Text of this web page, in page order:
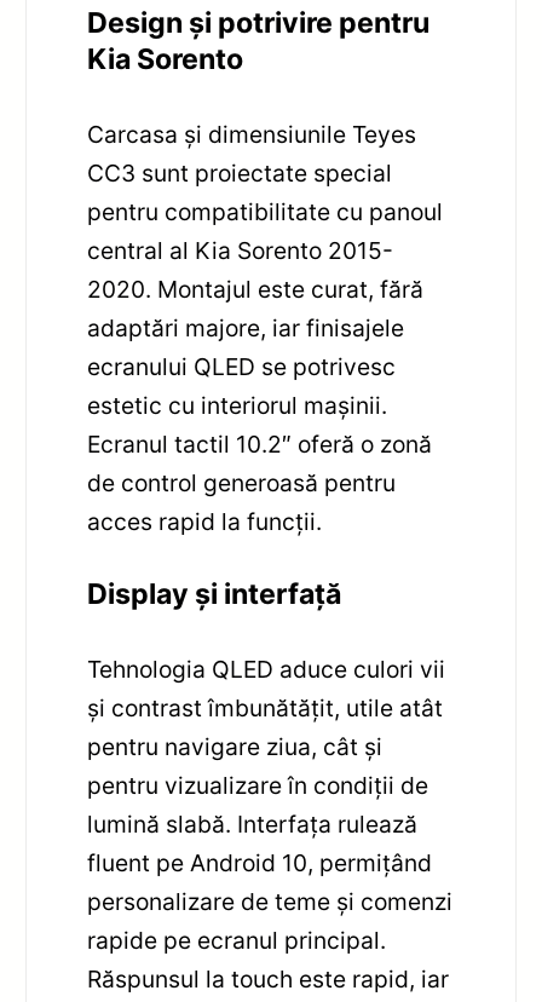
Design și potrivire pentru
Kia Sorento
Carcasa și dimensiunile Teyes
CC3 sunt proiectate special
pentru compatibilitate cu panoul
central al Kia Sorento 2015-
2020. Montajul este curat, fără
adaptări majore, iar finisajele
ecranului QLED se potrivesc
estetic cu interiorul mașinii.
Ecranul tactil 10.2″ oferă o zonă
de control generoasă pentru
acces rapid la funcții.
Display și interfață
Tehnologia QLED aduce culori vii
și contrast îmbunătățit, utile atât
pentru navigare ziua, cât și
pentru vizualizare în condiții de
lumină slabă. Interfața rulează
fluent pe Android 10, permițând
personalizare de teme și comenzi
rapide pe ecranul principal.
Răspunsul la touch este rapid, iar